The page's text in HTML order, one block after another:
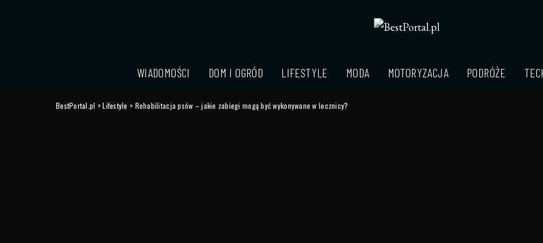
WIADOMOŚCI DOM I OGRÓD LIFESTYLE MODA MOTORYZACJA PODRÓŻE
BestPortal.pl >Lifestyle > Rehabilitacja psów – jakie zabiegi mogą być wykonywane w lecznicy?